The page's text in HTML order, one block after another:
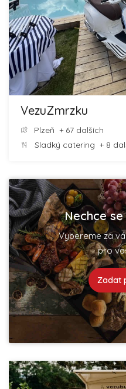
VezuZmrzku
Plzeň + 67 dalších
Sladký catering + 8
Nechce
Vybereme za
pro
Zadat